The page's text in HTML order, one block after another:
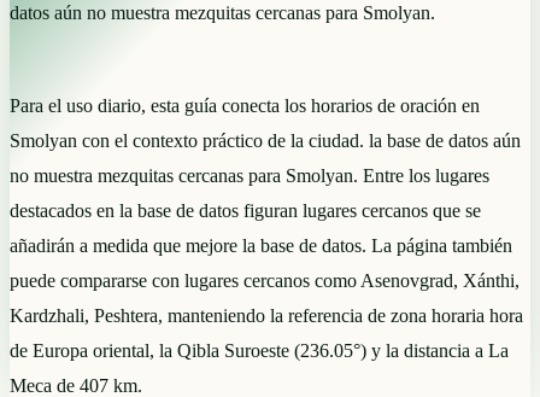
datos aún no muestra mezquitas cercanas para Smolyan.
Para el uso diario, esta guía conecta los horarios de oración en
Smolyan con el contexto práctico de la ciudad. la base de datos aún
no muestra mezquitas cercanas para Smolyan. Entre los lugares
destacados en la base de datos figuran lugares cercanos que se
añadirán a medida que mejore la base de datos. La página también
puede compararse con lugares cercanos como Asenovgrad, Xánthi,
Kardzhali, Peshtera, manteniendo la referencia de zona horaria hora
de Europa oriental, la Qibla Suroeste (236.05°) y la distancia a La
Meca de 407 km.